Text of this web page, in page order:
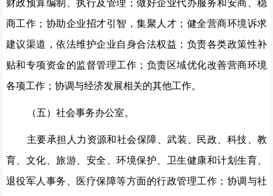
财政预算编制、执行及管理；做好企业代办服务和安商、稳
商工作；协助企业招才引智，集聚人才；健全营商环境诉求
建议渠道，依法维护企业自身合法权益；负责各类政策性补
贴和专项资金的监督管理工作；负责区域优化改善营商环境
各项工作；协调与经济发展相关的其他工作。
（五） 社会事务办公室。
主要承担人力资源和社会保障、武装、民政、科技、教
育、文化、旅游、安全、环境保护、卫生健康和计划生育、
退役军人事务、医疗保障等方面的行政管理工作；协调与社